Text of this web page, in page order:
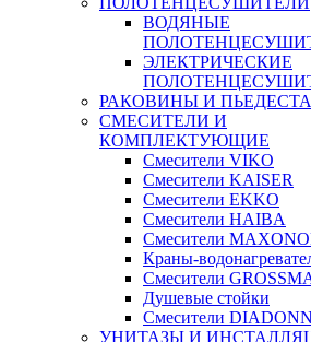
ВОДЯНЫЕ
ЭЛЕКТРИЧЕСКИЕ
РАКОВИНЫ И
СМЕСИТЕЛИ И
КОМПЛЕКТУЮЩИЕ
Смесители VIKO
Смесители KAISER
Смесители EKKO
Смесители HAIBA
Смесители
Краны-
Смесители
Душевые стойки
Смесители
УНИТАЗЫ И